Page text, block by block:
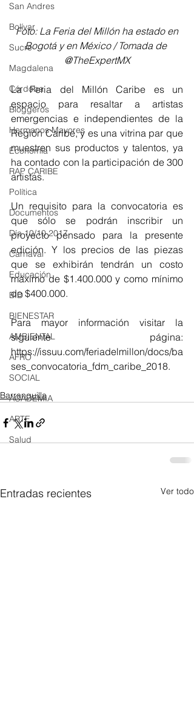
San Andres
Bolívar
Sucre
Magdalena
Córdoba
Bloggeros
Hermanos Mayores
Economía
RAP CARIBE
Política
Documentos
Día 10/10 2017
Carnaval
Educación
BID
BIENESTAR
AMBIENTAL
AFRO
SOCIAL
ACADEMIA
ARTE
Salud
Foto: La Feria del Millón ha estado en
Bogotá y en México / Tomada de
@TheExpertMX
La Feria del Millón Caribe es un
espacio para resaltar a artistas
emergencias e independientes de la
Región Caribe, y es una vitrina par que
muestren sus productos y talentos, ya
ha contado con la participación de 300
artistas.
Un requisito para la convocatoria es
que sólo se podrán inscribir un
proyecto pensado para la presente
edición. Y los precios de las piezas
que se exhibirán tendrán un costo
máximo de $1.400.000 y como mínimo
de $400.000.
Para mayor información visitar la
siguiente página:
https://issuu.com/feriadelmillon/docs/ba
ses_convocatoria_fdm_caribe_2018.
Barranquilla
Entradas recientes Ver todo